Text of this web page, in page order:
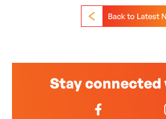
Back to Latest
Stay connected